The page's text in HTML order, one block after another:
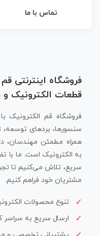
تماس با ما
فروشگاه اینترنتی
قطعات الکترونیک و
فروشگاه قم الکترونیک با
سنسورها، بردهای توسعه،
همراه مطمئن مهندسان،
به الکترونیک است. ما
سریع، تلاش می‌کنیم تا
مشتریان خود فراهم کنیم.
تنوع محصولات
ارسال سریع به سراسر